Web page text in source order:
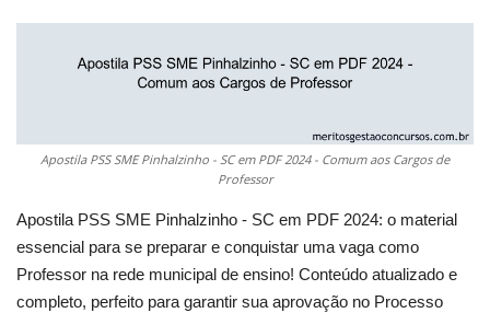
Apostila PSS SME Pinhalzinho - SC em PDF 2024 - Comum aos Cargos de
Professor
Apostila PSS SME Pinhalzinho - SC em PDF 2024: o material
essencial para se preparar e conquistar uma vaga como
Professor na rede municipal de ensino! Conteúdo atualizado e
completo, perfeito para garantir sua aprovação no Processo